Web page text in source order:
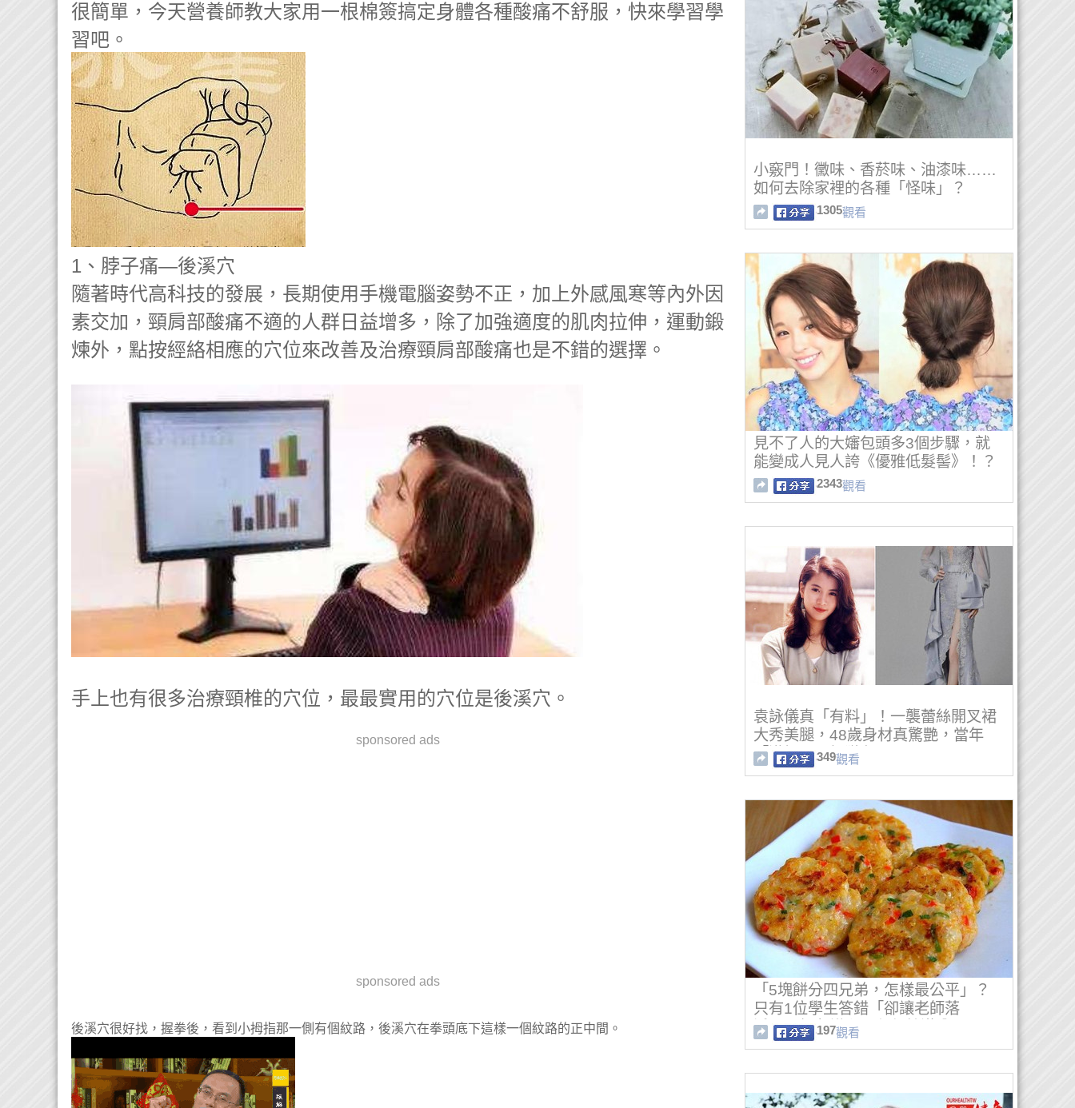
很簡單，今天營養師教大家用一根棉簽搞定身體各種酸痛不舒服，快來學習學
習吧。
1、脖子痛—後溪穴
隨著時代高科技的發展，長期使用手機電腦姿勢不正，加上外感風寒等內外因
素交加，頸肩部酸痛不適的人群日益增多，除了加強適度的肌肉拉伸，運動鍛
煉外，點按經絡相應的穴位來改善及治療頸肩部酸痛也是不錯的選擇。
手上也有很多治療頸椎的穴位，最最實用的穴位是後溪穴。
sponsored ads
sponsored ads
後溪穴很好找，握拳後，看到小拇指那一側有個紋路，後溪穴在拳頭底下這樣一個紋路的正中間。
小竅門！黴味、香菸味、油漆味……
如何去除家裡的各種「怪味」？
1305觀看
見不了人的大嬸包頭多3個步驟，就
能變成人見人誇《優雅低髮髻》！？
2343觀看
袁詠儀真「有料」！一襲蕾絲開叉裙
大秀美腿，48歲身材真驚艷，當年
「港姐」風韻猶存
349觀看
「5塊餅分四兄弟，怎樣最公平」？
只有1位學生答錯「卻讓老師落
淚」，網友讃翻：必須給滿分
197觀看